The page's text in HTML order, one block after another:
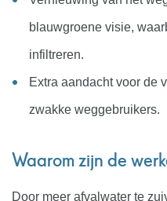
blauwgroene visie,
infiltreren.
Extra aandacht voor de
zwakke weggebruikers.
Waarom zijn de
Door meer afvalwater te